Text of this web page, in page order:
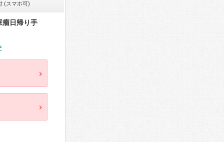
(スマホ可)
瘤日帰り手